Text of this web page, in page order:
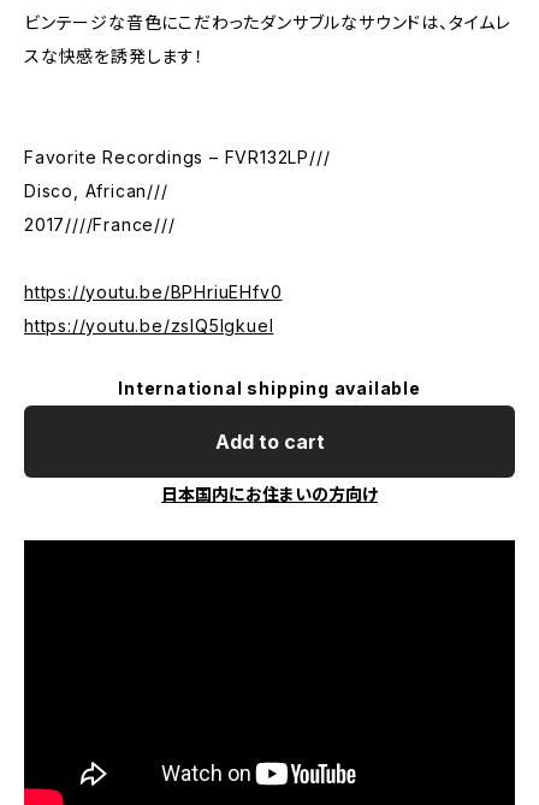
ビンテージな音色にこだわったダンサブルなサウンドは、タイムレ
スな快感を誘発します！
Favorite Recordings – FVR132LP///
Disco, African///
2017////France///
https://youtu.be/BPHriuEHfv0
https://youtu.be/zsIQ5IgkueI
International shipping available
Add to cart
日本国内にお住まいの方向け